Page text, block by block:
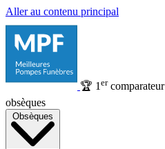
Aller au contenu principal
🏆 1 ercomparateur
obsèques
Obsèques